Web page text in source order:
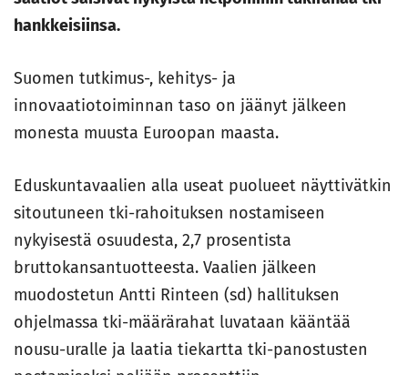
hankkeisiinsa.
Suomen tutkimus-, kehitys- ja
innovaatiotoiminnan taso on jäänyt jälkeen
monesta muusta Euroopan maasta.
Eduskuntavaalien alla useat puolueet näyttivätkin
sitoutuneen tki-rahoituksen nostamiseen
nykyisestä osuudesta, 2,7 prosentista
bruttokansantuotteesta. Vaalien jälkeen
muodostetun Antti Rinteen (sd) hallituksen
ohjelmassa tki-määrärahat luvataan kääntää
nousu-uralle ja laatia tiekartta tki-panostusten